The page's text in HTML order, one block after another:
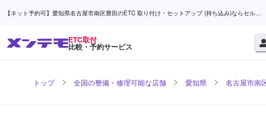
【ネット予約可】愛知県名古屋市南区豊田のETC 取り付け・セットアップ (持ち込み)ならセルフ
ETC取付
比較・予約サービス
トップ 全国の整備・修理可能な店舗 愛知県 名古屋市南